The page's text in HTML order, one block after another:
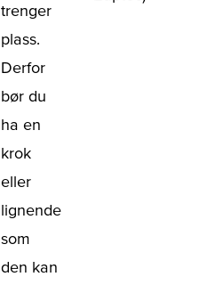
trenger
plass.
Derfor
bør du
ha en
krok
eller
lignende
som
den kan